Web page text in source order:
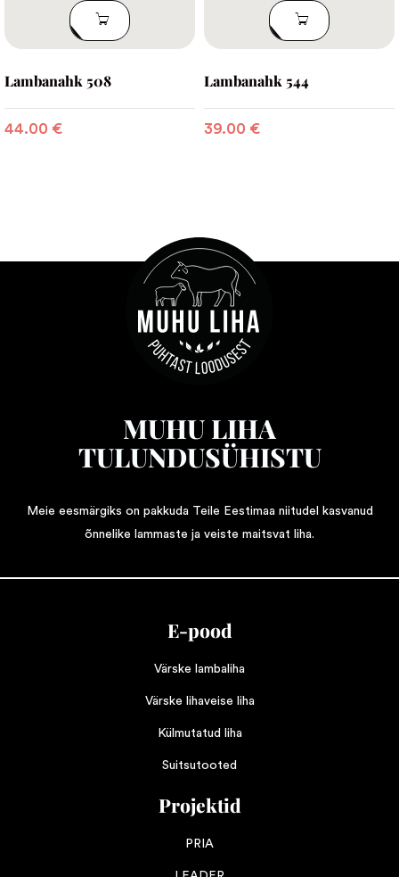
Lambanahk 508
44.00 €
Lambanahk 544
39.00 €
MUHU LIHA
TULUNDUSÜHISTU
Meie eesmärgiks on pakkuda Teile Eestimaa niitudel kasvanud
õnnelike lammaste ja veiste maitsvat liha.
E-pood
Värske lambaliha
Värske lihaveise liha
Külmutatud liha
Suitsutooted
Projektid
PRIA